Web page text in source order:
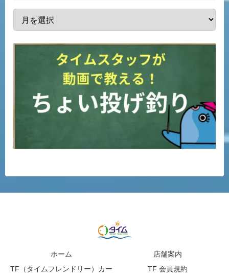
ホーム
店舗案内
TF（タイムフレンドリー）カー
TF 会員規約